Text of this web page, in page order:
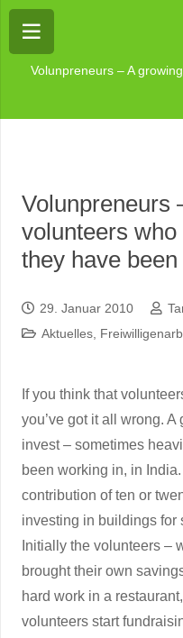
Volunpreneurs – A
Volunpreneurs
volunteers
they have
29. Januar 2010
Aktuelles,
If you think that
you’ve got it all wrong.
invest – sometimes
been working in, in
contribution of ten or
investing in buildings for
Initially the volunteers –
brought their own
hard work in a
volunteers start